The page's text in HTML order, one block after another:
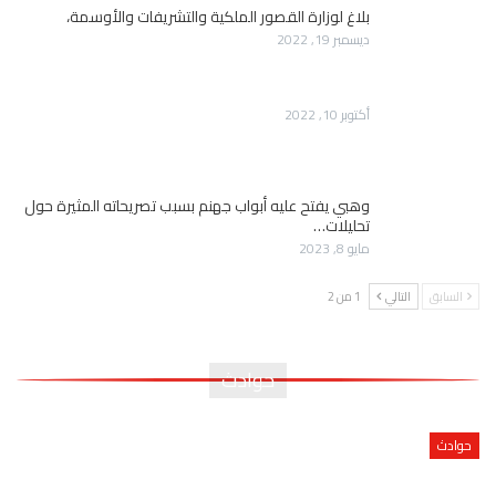
بلاغ لوزارة القصور الملكية والتشريفات والأوسمة،
ديسمبر 19, 2022
أكتوبر 10, 2022
وهبي يفتح عليه أبواب جهنم بسبب تصريحاته المثيرة حول
تحليلات…
مايو 8, 2023
السابق التالي 1 من 2
حوادث
حوادث